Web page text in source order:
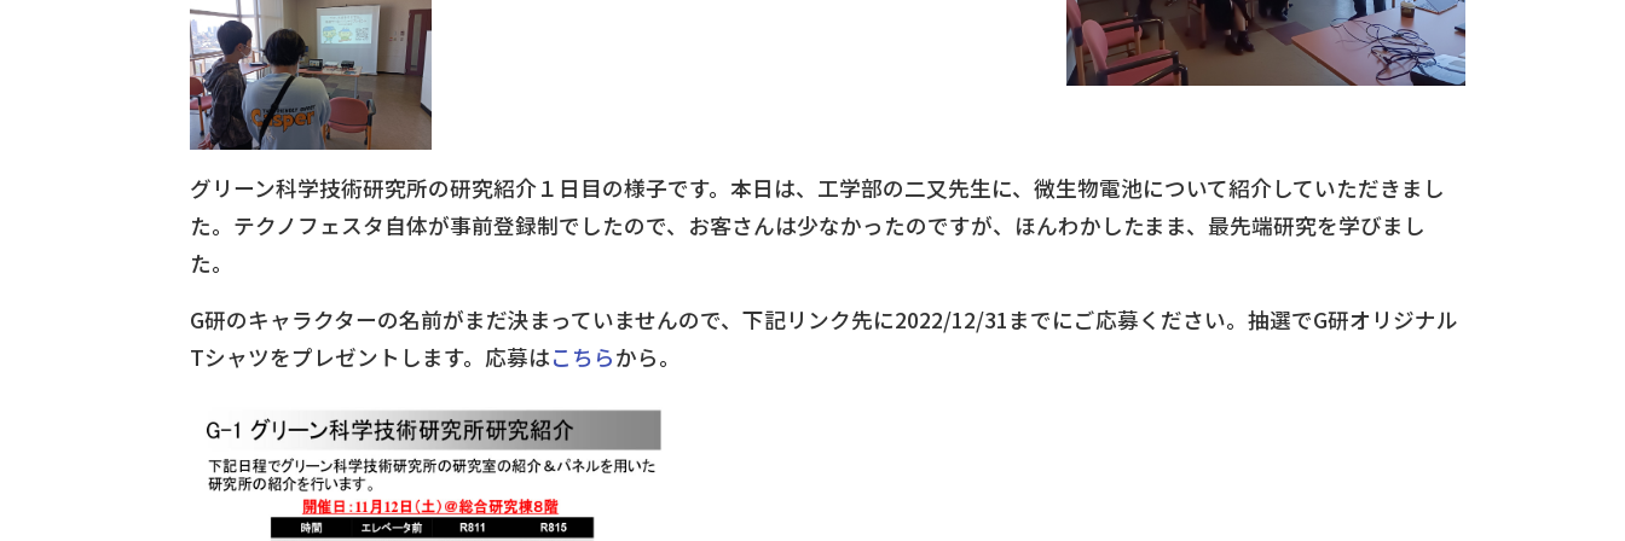
グリーン科学技術研究所の研究紹介１日目の様子です。本日は、工学部の二又先生に、微生物電池について紹介していただきまし
た。テクノフェスタ自体が事前登録制でしたので、お客さんは少なかったのですが、ほんわかしたまま、最先端研究を学びまし
た。
G研のキャラクターの名前がまだ決まっていませんので、下記リンク先に2022/12/31までにご応募ください。抽選でG研オリジナル
Tシャツをプレゼントします。応募はこちらから。